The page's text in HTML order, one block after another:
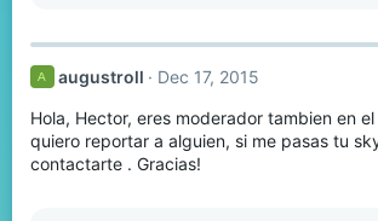
A augustroll Dec 17, 2015
Hola, Hector, eres moderador tambien en
quiero reportar a alguien, si me pasas tu
contactarte . Gracias!